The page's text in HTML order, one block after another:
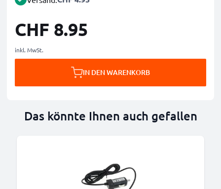
CHF 8.95
inkl. MwSt.
IN DEN WARENKORB
Das könnte Ihnen auch gefallen